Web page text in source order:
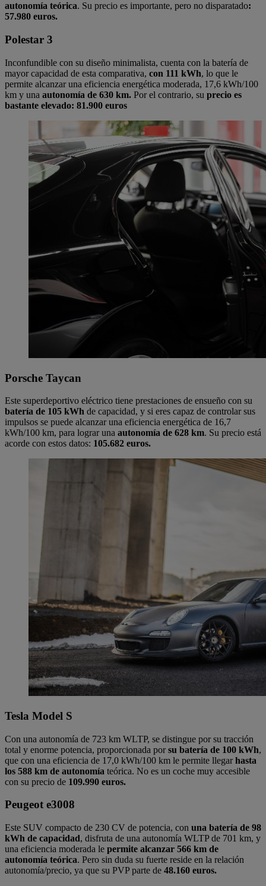
autonomía teórica. Su precio es importante, pero no disparatado:
57.980 euros.
Polestar 3
Inconfundible con su diseño minimalista, cuenta con la batería de
mayor capacidad de esta comparativa, con 111 kWh, lo que le
permite alcanzar una eficiencia energética moderada, 17,6 kWh/100
km y una autonomía de 630 km. Por el contrario, su precio es
bastante elevado: 81.900 euros
Porsche Taycan
Este superdeportivo eléctrico tiene prestaciones de ensueño con su
batería de 105 kWh de capacidad, y si eres capaz de controlar sus
impulsos se puede alcanzar una eficiencia energética de 16,7
kWh/100 km, para lograr una autonomía de 628 km. Su precio está
acorde con estos datos: 105.682 euros.
Tesla Model S
Con una autonomía de 723 km WLTP, se distingue por su tracción
total y enorme potencia, proporcionada porsu batería de 100 kWh,
que con una eficiencia de 17,0 kWh/100 km le permite llegarhasta
los 588 km de autonomía teórica. No es un coche muy accesible
con su precio de 109.990 euros.
Peugeot e3008
Este SUV compacto de 230 CV de potencia, con una batería de 98
kWh de capacidad, disfruta de una autonomía WLTP de 701 km, y
una eficiencia moderada le permite alcanzar 566 km de
autonomía teórica. Pero sin duda su fuerte reside en la relación
autonomía/precio, ya que su PVP parte de 48.160 euros.